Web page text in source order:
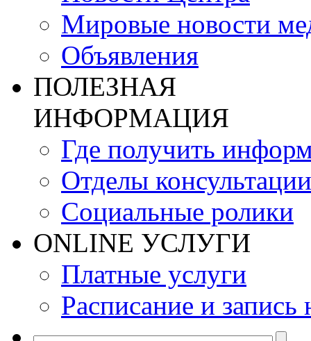
Мировые новости
Объявления
ПОЛЕЗНАЯ
ИНФОРМАЦИЯ
Где получить
Отделы консультации
Социальные ролики
ONLINE УСЛУГИ
Платные услуги
Расписание и запись